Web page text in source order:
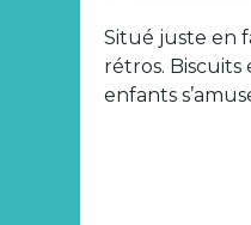
Situé juste en
rétros.
enfants